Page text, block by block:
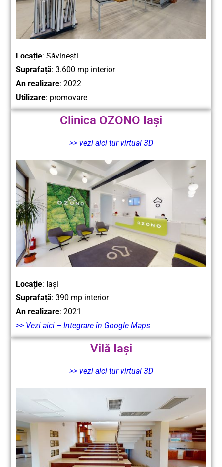
Locație: Săvinești
Suprafață: 3.600 mp interior
An realizare: 2022
Utilizare: promovare
Clinica OZONO Iași
>> vezi aici tur virtual 3D
Locație: Iași
Suprafață: 390 mp interior
An realizare: 2021
>> Vezi aici – Integrare în Google Maps
Vilă Iași
>> vezi aici tur virtual 3D